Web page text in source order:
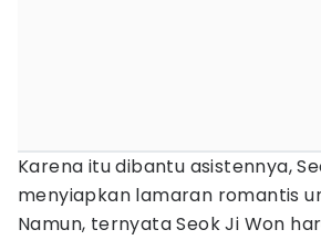
Karena itu dibantu asistennya,
menyiapkan lamaran romantis
Namun, ternyata Seok Ji Won